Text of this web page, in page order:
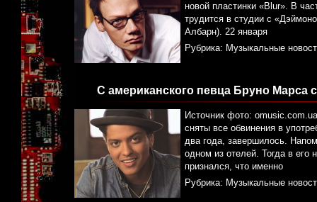
новой пластинки «Blur». В
трудится в студии с
Албарн). 22 января
Рубрика: Музыкальные
С американского певца Бруно Марса
Источник фото:
сняты все обвинения в
два года, завершилось.
одном из отелей. Тогда в его
признался, что именно
Рубрика: Музыкальные